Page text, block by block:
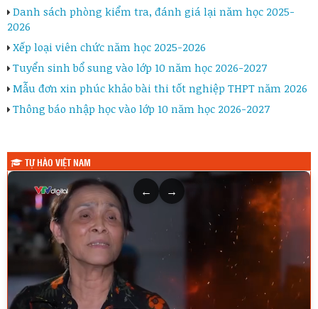
Danh sách phòng kiểm tra, đánh giá lại năm học 2025-
2026
Xếp loại viên chức năm học 2025-2026
Tuyển sinh bổ sung vào lớp 10 năm học 2026-2027
Mẫu đơn xin phúc khảo bài thi tốt nghiệp THPT năm 2026
Thông báo nhập học vào lớp 10 năm học 2026-2027
TỰ HÀO VIỆT NAM
← →